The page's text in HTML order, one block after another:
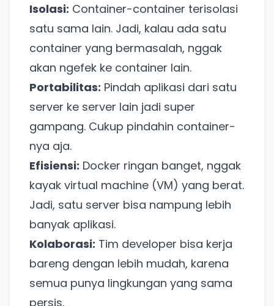
Isolasi: Container-container terisolasi
satu sama lain. Jadi, kalau ada satu
container yang bermasalah, nggak
akan ngefek ke container lain.
Portabilitas: Pindah aplikasi dari satu
server ke server lain jadi super
gampang. Cukup pindahin container-
nya aja.
Efisiensi: Docker ringan banget, nggak
kayak virtual machine (VM) yang berat.
Jadi, satu server bisa nampung lebih
banyak aplikasi.
Kolaborasi: Tim developer bisa kerja
bareng dengan lebih mudah, karena
semua punya lingkungan yang sama
persis.